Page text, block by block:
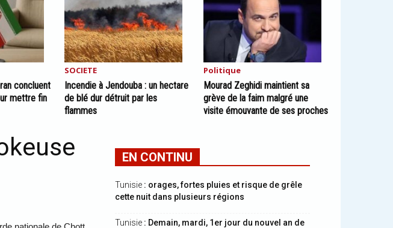
concluent
mettre fin
SOCIETE
Incendie à Jendouba : un hectare
de blé dur détruit par les
flammes
Politique
Mourad Zeghidi maintient sa
grève de la faim malgré une
visite émouvante de ses proches
EN CONTINU
Tunisie : orages, fortes pluies et risque de grêle
cette nuit dans plusieurs régions
Tunisie : Demain, mardi, 1er jour du nouvel an de